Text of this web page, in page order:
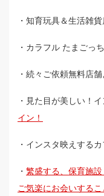
・知育玩具＆生活雑
・カラフル たまごっ
・続々ご依頼無料店
・見た目が美しい！
イン！
・インスタ映えする
・ 繁盛する、保育施
ご気楽にお会いするこ